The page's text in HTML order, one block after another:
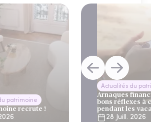
patrimoine
recrute !
Actualités du
Arnaques
bons réflexes à
pendant les
28 Juill. 2026